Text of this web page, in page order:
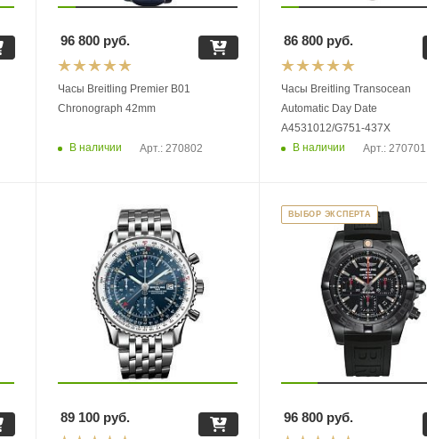
Часы Breitling Premier B01
Chronograph 42mm
В наличии Арт.: 270802
96 800руб.
Часы Breitling Transocean
Automatic Day Date
A4531012/G751-437X
В наличии
Арт.: 270701
86 800 руб.
89 100руб.
ВЫБОР ЭКСПЕРТА
96 800 руб.